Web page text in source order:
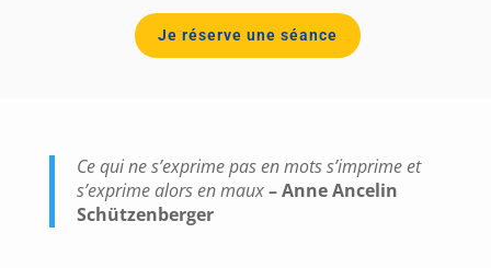
Je réserve une séance
Ce qui ne s’exprime pas en mots s’imprime et
s’exprime alors en maux– Anne Ancelin
Schützenberger